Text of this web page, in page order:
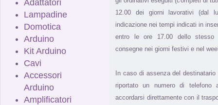
Adattatori
Lampadine
Domotica
Arduino
Kit Arduino
Cavi
Accessori
Arduino
Amplificatori
12.00 dei giorni lavorativi (dal
indicazione nei tempi indicati in
entro le ore 17.00 dello stesso
consegne nei giorni festivi e nel
In caso di assenza del
riportato un numero di
accordarsi direttamente con il